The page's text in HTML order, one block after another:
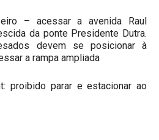
– acessar a avenida Raul
da ponte Presidente Dutra.
devem se posicionar à
a rampa ampliada
proibido parar e estacionar ao